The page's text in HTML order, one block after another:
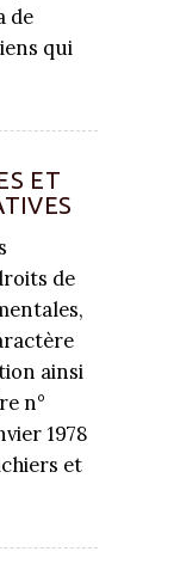
de
qui
ET
de
ainsi
n°
1978
et